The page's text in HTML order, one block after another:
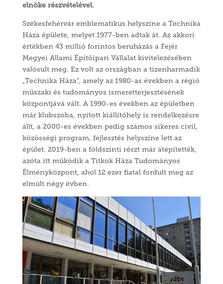
elnöke részvételével.
Székesfehérvár emblematikus helyszíne a Technika
Háza épülete, melyet 1977-ben adtak át. Az akkori
értékben 43 millió forintos beruházás a Fejér
Megyei Állami Építőipari Vállalat kivitelezésében
valósult meg. Ez volt az országban a tizenharmadik
„Technika Háza”, amely az 1980-as években a régió
műszaki és tudományos ismeretterjesztésének
központjává vált. A 1990-es években az épületben
már klubszoba, nyitott kiállítóhely is rendelkezésre
állt, a 2000-es években pedig számos sikeres civil,
közösségi program, fejlesztés helyszíne lett az
épület. 2019-ben a földszinti részt már átépítették,
azóta itt működik a Titkok Háza Tudományos
Élményközpont, ahol 12 ezer fiatal fordult meg az
elmúlt négy évben.